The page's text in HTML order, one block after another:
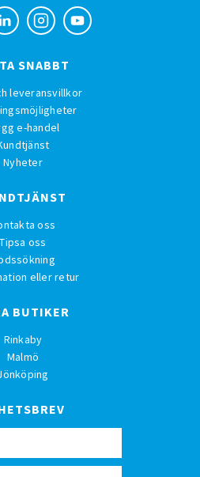
SNABBT
leveransvillkor
e-handel
Nyheter
oss
Tipsa oss
eller retur
BUTIKER
Rinkaby
Malmö